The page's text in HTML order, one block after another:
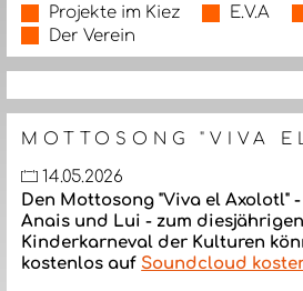
Projekte im Kiez
E.V.A
Der Verein
MOTTOSONG "VIVA
14.05.2026
Den Mottosong "Viva el Axolotl"
Anais und Lui - zum
Kinderkarneval der Kulturen
kostenlos auf Soundcloud